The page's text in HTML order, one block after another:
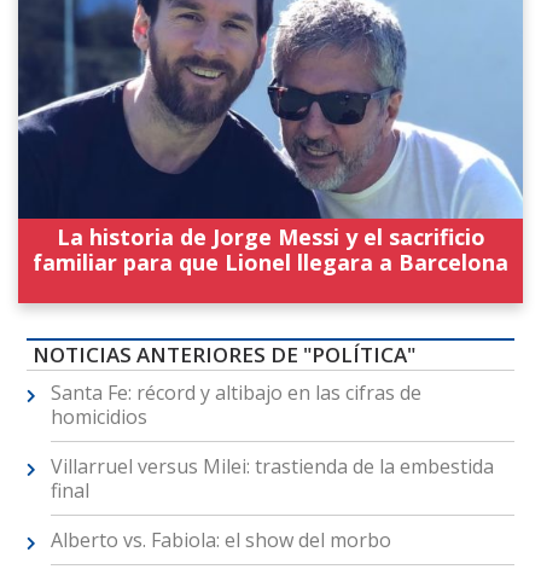
La historia de Jorge Messi y el sacrificio
familiar para que Lionel llegara a Barcelona
NOTICIAS ANTERIORES DE "POLÍTICA"
Santa Fe: récord y altibajo en las cifras de
homicidios
Villarruel versus Milei: trastienda de la embestida
final
Alberto vs. Fabiola: el show del morbo